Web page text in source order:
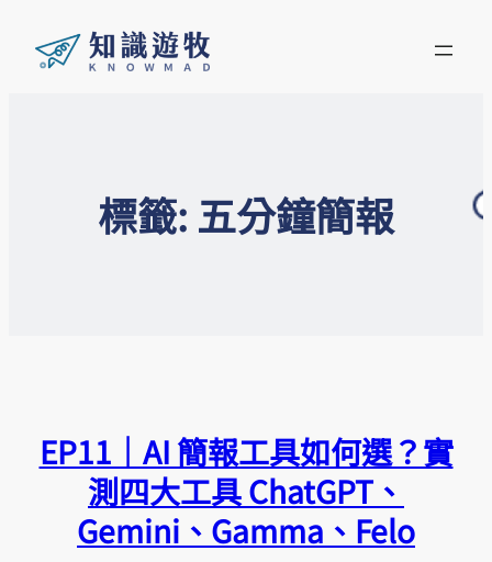
標籤: 五分鐘簡報
EP11｜AI 簡報工具如何選？實
測四大工具 ChatGPT、
Gemini、Gamma、Felo